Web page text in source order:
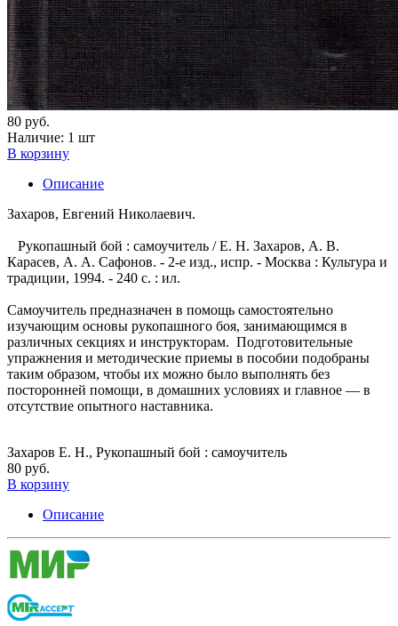
80 руб.
Наличие: 1 шт
В корзину
Описание
Захаров, Евгений Николаевич.
Рукопашный бой : самоучитель / Е. Н. Захаров, А. В.
Карасев, А. А. Сафонов. - 2-е изд., испр. - Москва : Культура и
традиции, 1994. - 240 с. : ил.
Самоучитель предназначен в помощь самостоятельно
изучающим основы рукопашного боя, занимающимся в
различных секциях и инструкторам. Подготовительные
упражнения и методические приемы в пособии подобраны
таким образом, чтобы их можно было выполнять без
посторонней помощи, в домашних условиях и главное — в
отсутствие опытного наставника.
Захаров Е. Н., Рукопашный бой : самоучитель
80 руб.
В корзину
Описание